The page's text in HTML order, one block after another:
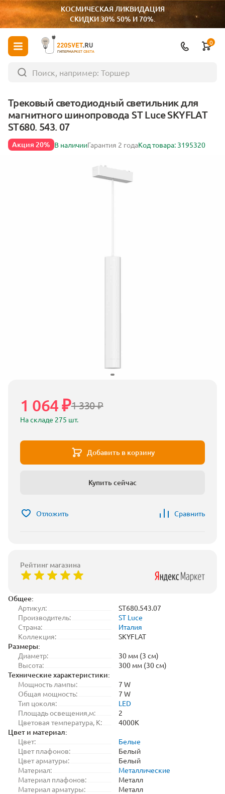
КОСМИЧЕСКАЯ ЛИКВИДАЦИЯ
СКИДКИ 30% 50% И 70%.
ГИПЕРМАРКЕТ СВЕТА
0
Трековый светодиодный светильник для
магнитного шинопровода ST Luce SKYFLAT
ST680. 543. 07
Акция 20% В наличииГарантия 2 годаКод товара: 3195320
Общее:
Артикул:
ST680.543.07
Производитель:
ST Luce
Страна:
Италия
Коллекция:
SKYFLAT
Размеры:
Диаметр:
30 мм (3 см)
Высота:
300 мм (30 см)
Технические характеристики:
Мощность лампы:
7 W
Общая мощность:
7 W
Тип цоколя:
LED
Площадь освещения,м:
2
Цветовая температура, K:
4000K
Цвет и материал:
Цвет:
Белые
Цвет плафонов:
Белый
Цвет арматуры:
Белый
Материал:
Металлические
Материал плафонов:
Металл
Материал арматуры:
Металл
1 330 ₽
1 064 ₽
На складе 275 шт.
Добавить в корзину
Купить сейчас
Отложить Сравнить
Рейтинг магазина